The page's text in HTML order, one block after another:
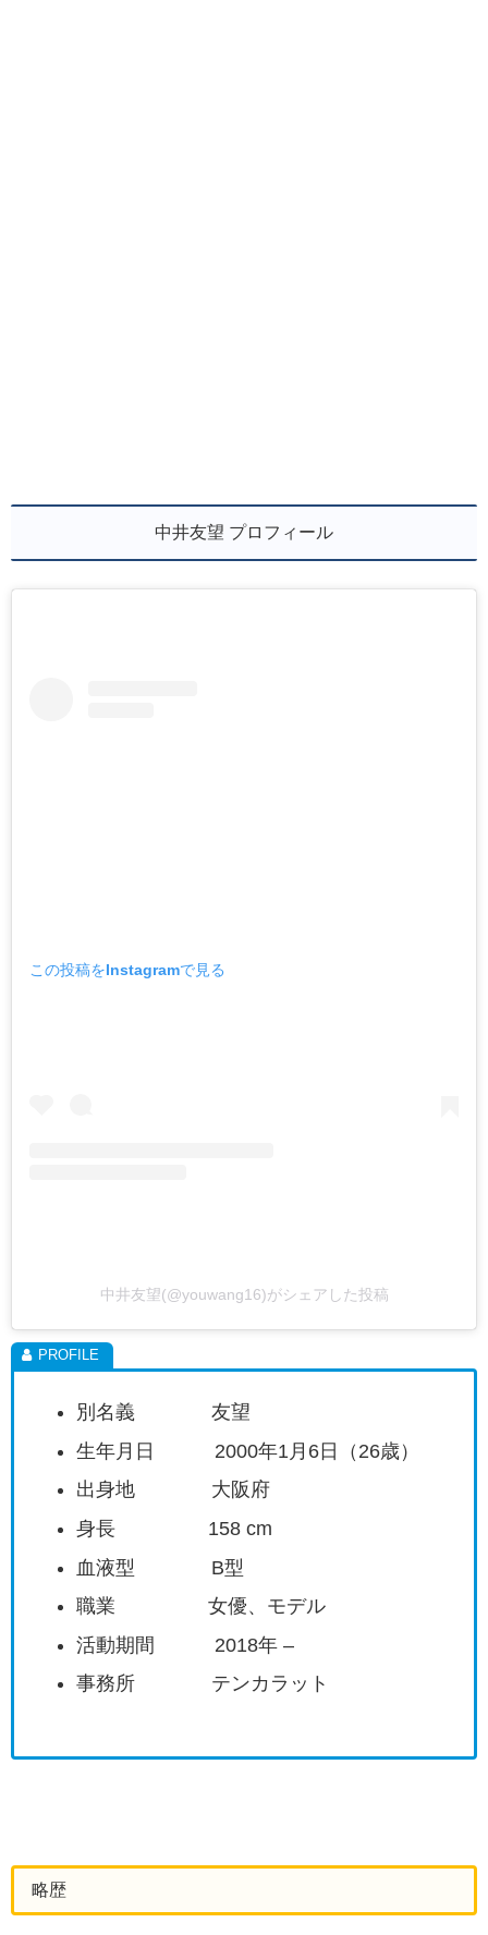
中井友望 プロフィール
この投稿をInstagramで見る
中井友望(@youwang16)がシェアした投稿
別名義 友望
生年月日 2000年1月6日（26歳）
出身地 大阪府
身長 158 cm
血液型 B型
職業 女優、モデル
活動期間 2018年 –
事務所 テンカラット
略歴